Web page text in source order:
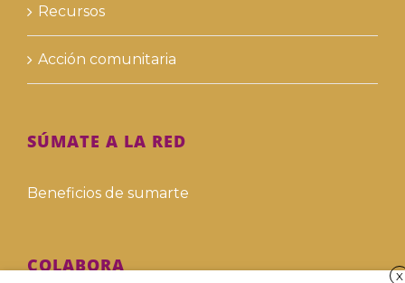
Recursos
Acción comunitaria
SÚMATE A LA RED
Beneficios de sumarte
COLABORA
X